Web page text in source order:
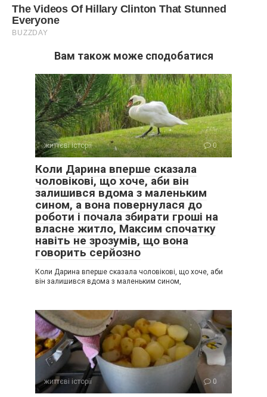
Вам також може сподобатися
життєві історії 0
Коли Дарина вперше сказала
чоловікові, що хоче, аби він
залишився вдома з маленьким
сином, а вона повернулася до
роботи і почала збирати гроші на
власне житло, Максим спочатку
навіть не зрозумів, що вона
говорить серйозно
Коли Дарина вперше сказала чоловікові, що хоче, аби
він залишився вдома з маленьким сином,
життєві історії 0